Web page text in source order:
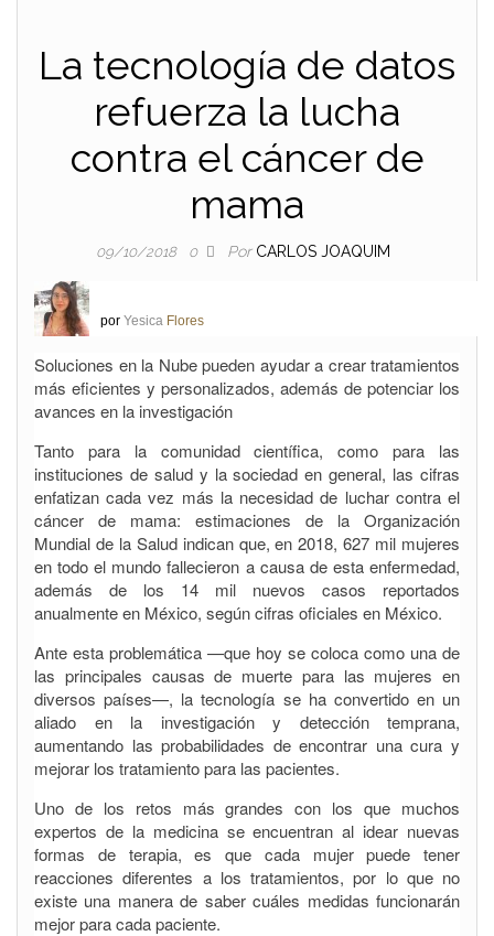
La tecnología de datos
refuerza la lucha
contra el cáncer de
mama
09/10/2018 0 Por CARLOS JOAQUIM
por Yesica Flores
Soluciones en la Nube pueden ayudar a crear tratamientos
más eficientes y personalizados, además de potenciar los
avances en la investigación
Tanto para la comunidad científica, como para las
instituciones de salud y la sociedad en general, las cifras
enfatizan cada vez más la necesidad de luchar contra el
cáncer de mama: estimaciones de la Organización
Mundial de la Salud indican que, en 2018, 627 mil mujeres
en todo el mundo fallecieron a causa de esta enfermedad,
además de los 14 mil nuevos casos reportados
anualmente en México, según cifras oficiales en México.
Ante esta problemática —que hoy se coloca como una de
las principales causas de muerte para las mujeres en
diversos países—, la tecnología se ha convertido en un
aliado en la investigación y detección temprana,
aumentando las probabilidades de encontrar una cura y
mejorar los tratamiento para las pacientes.
Uno de los retos más grandes con los que muchos
expertos de la medicina se encuentran al idear nuevas
formas de terapia, es que cada mujer puede tener
reacciones diferentes a los tratamientos, por lo que no
existe una manera de saber cuáles medidas funcionarán
mejor para cada paciente.